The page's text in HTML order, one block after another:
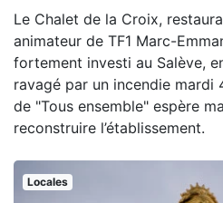
Le Chalet de la Croix,
animateur de TF1 Marc-
fortement investi au Salève,
ravagé par un incendie mardi
de "Tous ensemble" espère
reconstruire l’établissement.
Locales